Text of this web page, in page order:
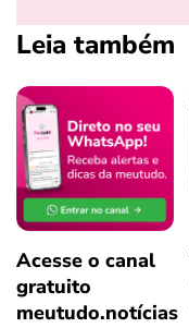
Leia também
Acesse o canal
gratuito
meutudo.notícias